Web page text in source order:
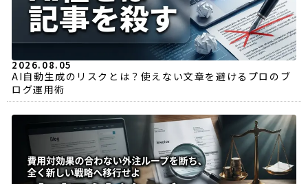
2026.08.05
AI自動生成のリスクとは？使えない文章を避けるプロのブ
ログ運用術